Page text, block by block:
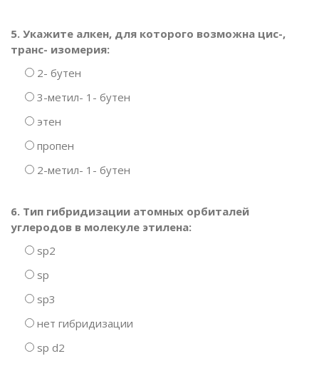
5. Укажите алкен, для которого возможна цис-,
транс- изомерия:
2- бутен
3-метил- 1- бутен
этен
пропен
2-метил- 1- бутен
6. Тип гибридизации атомных орбиталей
углеродов в молекуле этилена:
sp2
sp
sp3
нет гибридизации
sp d2